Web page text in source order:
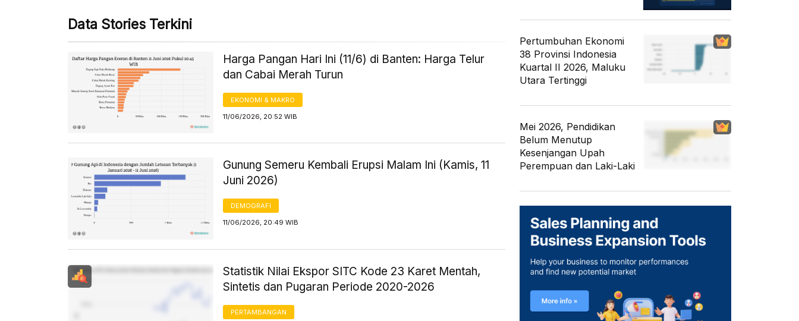
Data Stories Terkini
Harga Pangan Hari Ini (11/6) di Banten: Harga Telur
dan Cabai Merah Turun
EKONOMI & MAKRO
11/06/2026, 20:52 WIB
Gunung Semeru Kembali Erupsi Malam Ini (Kamis, 11
Juni 2026)
DEMOGRAFI
11/06/2026, 20:49 WIB
Statistik Nilai Ekspor SITC Kode 23 Karet Mentah,
Sintetis dan Pugaran Periode 2020-2026
PERTAMBANGAN
Pertumbuhan Ekonomi
38 Provinsi Indonesia
Kuartal II 2026, Maluku
Utara Tertinggi
Mei 2026, Pendidikan
Belum Menutup
Kesenjangan Upah
Perempuan dan Laki-Laki